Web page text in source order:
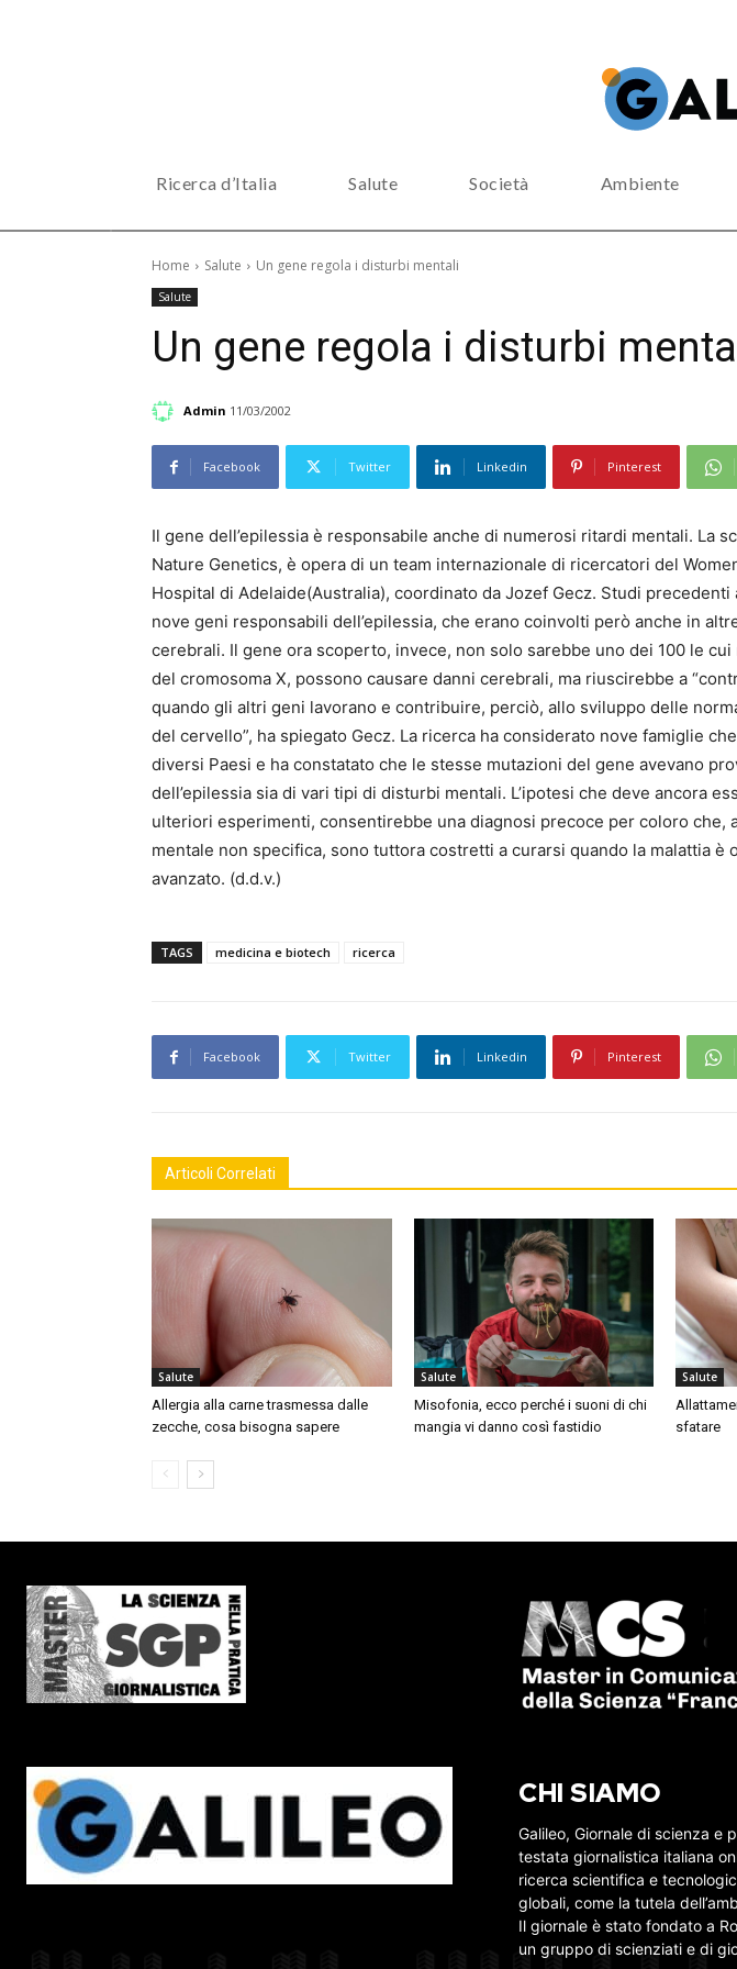
Ricerca d’Italia Salute Società Ambiente
Home Salute Un gene regola i disturbi mentali
Salute
Un gene regola i disturbi
Admin 11/03/2002
Facebook Twitter Linkedin Pinterest
Il gene dell’epilessia è responsabile anche di numerosi ritardi mentali. La
Nature Genetics, è opera di un team internazionale di ricercatori del
Hospital di Adelaide(Australia), coordinato da Jozef Gecz. Studi precedenti
nove geni responsabili dell’epilessia, che erano coinvolti però anche in
cerebrali. Il gene ora scoperto, invece, non solo sarebbe uno dei 100 le cui
del cromosoma X, possono causare danni cerebrali, ma riuscirebbe a
quando gli altri geni lavorano e contribuire, perciò, allo sviluppo delle
del cervello”, ha spiegato Gecz. La ricerca ha considerato nove famiglie
diversi Paesi e ha constatato che le stesse mutazioni del gene avevano
dell’epilessia sia di vari tipi di disturbi mentali. L’ipotesi che deve ancora
ulteriori esperimenti, consentirebbe una diagnosi precoce per coloro che,
mentale non specifica, sono tuttora costretti a curarsi quando la malattia è
avanzato. (d.d.v.)
TAGS medicina e biotech ricerca
Facebook Twitter Linkedin Pinterest
Articoli Correlati
Salute
Allergia alla carne trasmessa dalle
zecche, cosa bisogna sapere
Salute
Misofonia, ecco perché i suoni di chi
mangia vi danno così fastidio
Salute
sfatare
CHI SIAMO
Galileo, Giornale di scienza e
testata giornalistica italiana
ricerca scientifica e
globali, come la tutela
Il giornale è stato fondato a
un gruppo di scienziati e di